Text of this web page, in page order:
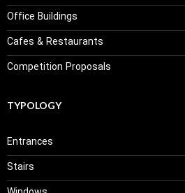
Office Buildings
Cafes & Restaurants
Competition Proposals
TYPOLOGY
Entrances
Stairs